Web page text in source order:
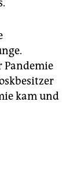
Pandemie
kam und